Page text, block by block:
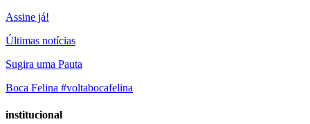
Assine já!
Últimas notícias
Sugira uma Pauta
Boca Felina #voltabocafelina
institucional